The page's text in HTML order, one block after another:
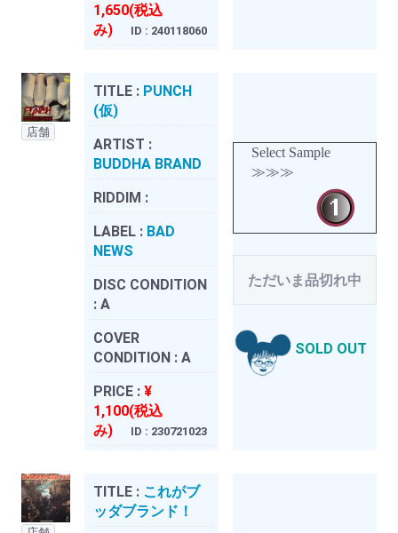
1,650(税込
み)
ID : 240118060
店舗
TITLE : PUNCH
(仮)
ARTIST :
BUDDHA BRAND
RIDDIM :
LABEL : BAD
NEWS
DISC CONDITION
: A
COVER
CONDITION : A
PRICE : ¥
1,100(税込
み)
ID : 230721023
Select Sample
≫≫≫
ただいま品切れ中
SOLD OUT
TITLE : これがブ
ッダブランド！